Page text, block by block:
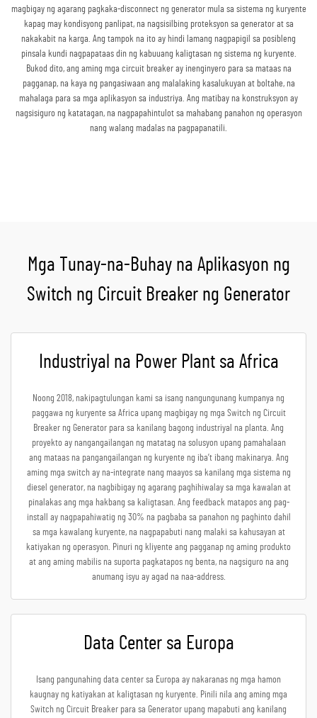
magbigay ng agarang pagkaka-disconnect ng generator mula sa sistema ng kuryente
kapag may kondisyong panlipat, na nagsisilbing proteksyon sa generator at sa
nakakabit na karga. Ang tampok na ito ay hindi lamang nagpapigil sa posibleng
pinsala kundi nagpapataas din ng kabuuang kaligtasan ng sistema ng kuryente.
Bukod dito, ang aming mga circuit breaker ay inenginyero para sa mataas na
pagganap, na kaya ng pangasiwaan ang malalaking kasalukuyan at boltahe, na
mahalaga para sa mga aplikasyon sa industriya. Ang matibay na konstruksyon ay
nagsisiguro ng katatagan, na nagpapahintulot sa mahabang panahon ng operasyon
nang walang madalas na pagpapanatili.
Mga Tunay-na-Buhay na Aplikasyon ng
Switch ng Circuit Breaker ng Generator
Industriyal na Power Plant sa Africa
Noong 2018, nakipagtulungan kami sa isang nangungunang kumpanya ng
paggawa ng kuryente sa Africa upang magbigay ng mga Switch ng Circuit
Breaker ng Generator para sa kanilang bagong industriyal na planta. Ang
proyekto ay nangangailangan ng matatag na solusyon upang pamahalaan
ang mataas na pangangailangan ng kuryente ng iba’t ibang makinarya. Ang
aming mga switch ay na-integrate nang maayos sa kanilang mga sistema ng
diesel generator, na nagbibigay ng agarang paghihiwalay sa mga kawalan at
pinalakas ang mga hakbang sa kaligtasan. Ang feedback matapos ang pag-
install ay nagpapahiwatig ng 30% na pagbaba sa panahon ng paghinto dahil
sa mga kawalang kuryente, na nagpapabuti nang malaki sa kahusayan at
katiyakan ng operasyon. Pinuri ng kliyente ang pagganap ng aming produkto
at ang aming mabilis na suporta pagkatapos ng benta, na nagsiguro na ang
anumang isyu ay agad na naa-address.
Data Center sa Europa
Isang pangunahing data center sa Europa ay nakaranas ng mga hamon
kaugnay ng katiyakan at kaligtasan ng kuryente. Pinili nila ang aming mga
Switch ng Circuit Breaker para sa Generator upang mapabuti ang kanilang